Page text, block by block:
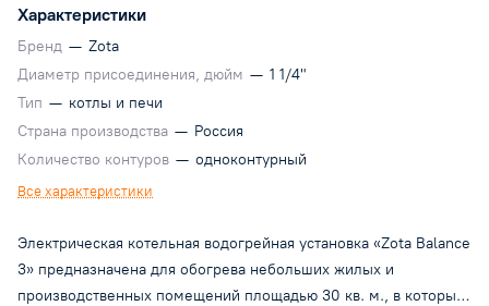
Характеристики
Бренд — Zota
Диаметр присоединения, дюйм — 1 1/4"
Тип — котлы и печи
Страна производства — Россия
Количество контуров — одноконтурный
Все характеристики
Электрическая котельная водогрейная установка «Zota Balance
3» предназначена для обогрева небольших жилых и
производственных помещений площадью 30 кв. м., в которых